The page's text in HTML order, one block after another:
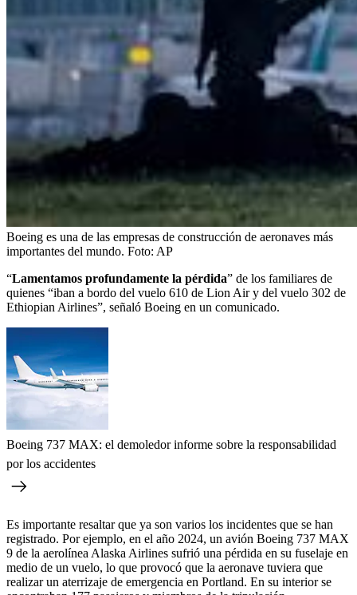
Boeing es una de las empresas de construcción de aeronaves más
importantes del mundo. Foto: AP
“Lamentamos profundamente la pérdida” de los familiares de
quienes “iban a bordo del vuelo 610 de Lion Air y del vuelo 302 de
Ethiopian Airlines”, señaló Boeing en un comunicado.
Boeing 737 MAX: el demoledor informe sobre la responsabilidad
por los accidentes
Es importante resaltar que ya son varios los incidentes que se han
registrado. Por ejemplo, en el año 2024, un avión Boeing 737 MAX
9 de la aerolínea Alaska Airlines sufrió una pérdida en su fuselaje en
medio de un vuelo, lo que provocó que la aeronave tuviera que
realizar un aterrizaje de emergencia en Portland. En su interior se